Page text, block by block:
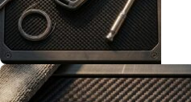
Oto Kumanda